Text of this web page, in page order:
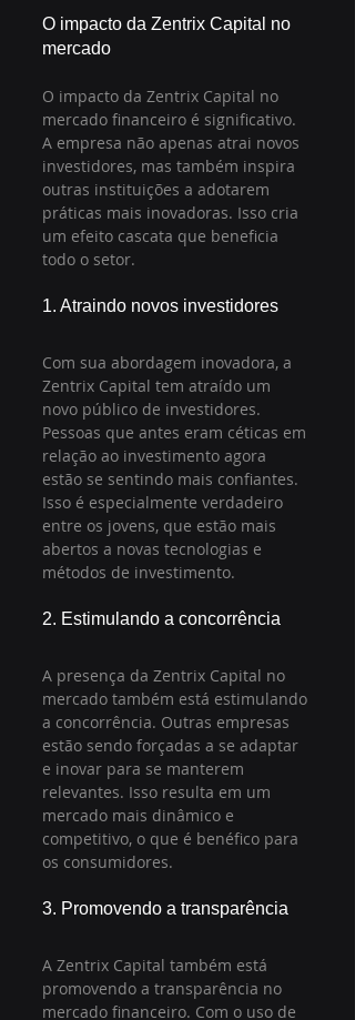
O impacto da Zentrix Capital no
mercado
O impacto da Zentrix Capital no
mercado financeiro é significativo.
A empresa não apenas atrai novos
investidores, mas também inspira
outras instituições a adotarem
práticas mais inovadoras. Isso cria
um efeito cascata que beneficia
todo o setor.
1. Atraindo novos investidores
Com sua abordagem inovadora, a
Zentrix Capital tem atraído um
novo público de investidores.
Pessoas que antes eram céticas em
relação ao investimento agora
estão se sentindo mais confiantes.
Isso é especialmente verdadeiro
entre os jovens, que estão mais
abertos a novas tecnologias e
métodos de investimento.
2. Estimulando a concorrência
A presença da Zentrix Capital no
mercado também está estimulando
a concorrência. Outras empresas
estão sendo forçadas a se adaptar
e inovar para se manterem
relevantes. Isso resulta em um
mercado mais dinâmico e
competitivo, o que é benéfico para
os consumidores.
3. Promovendo a transparência
A Zentrix Capital também está
promovendo a transparência no
mercado financeiro. Com o uso de